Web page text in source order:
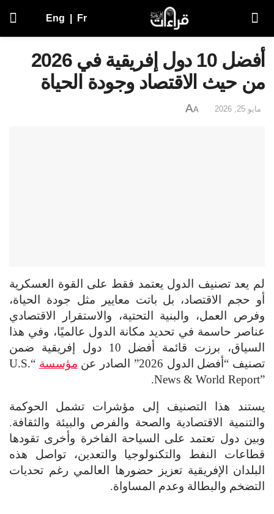
Eng Fr
أفضل 10 دول إفريقية في 2026
من حيث الاقتصاد وجودة الحياة
مايو 25, 2026 A
A
لم يعد تصنيف الدول يعتمد فقط على القوة العسكرية
أو حجم الاقتصاد، بل باتت معايير مثل جودة الحياة،
وفرص العمل، والبنية التحتية، والاستقرار الاقتصادي
عناصر حاسمة في تحديد مكانة الدول عالميًا، وفي هذا
السياق، برزت قائمة أفضل 10 دول إفريقية ضمن
تصنيف “أفضل الدول 2026” الصادر عن
مؤسسة “
U.S.
News & World Report”
.
يستند هذا التصنيف إلى مؤشرات تشمل الحوكمة
والتنمية الاقتصادية والصحة والفرص والبيئة والثقافة.
وبين دول تعتمد على السياحة الفاخرة وأخرى تقودها
قطاعات النفط والتكنولوجيا والتعدين، تواصل هذه
البلدان الإفريقية تعزيز حضورها العالمي رغم تحديات
التضخم والبطالة وعدم المساواة.